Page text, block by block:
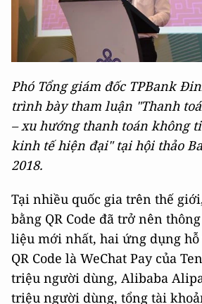
Phó Tổng giám đốc TPBank
trình bày tham luận "Thanh
– xu hướng thanh toán không
kinh tế hiện đại" tại hội thảo
2018.
Tại nhiều quốc gia trên thế
bằng QR Code đã trở nên
liệu mới nhất, hai ứng dụng
QR Code là WeChat Pay của
triệu người dùng, Alibaba
triệu người dùng, tổng tài